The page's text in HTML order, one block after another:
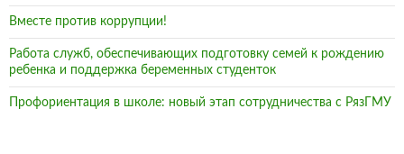
Вместе против коррупции!
Работа служб, обеспечивающих подготовку семей к рождению
ребенка и поддержка беременных студенток
Профориентация в школе: новый этап сотрудничества с РязГМУ